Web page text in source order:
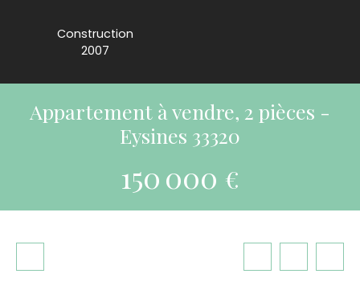
Construction
2007
Appartement à vendre, 2 pièces -
Eysines 33320
150 000 €